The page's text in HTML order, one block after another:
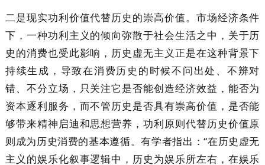
二是现实功利价值代替历史的崇高价值。市场经济条件
下，一种功利主义的倾向弥散于社会生活之中，关于历
史的消费也受此影响，历史虚无主义正是在这种背景下
持续生成，导致在消费历史的时候不问出处、不辨对
错、不分立场，只关注它是否能创造经济效益，能否为
资本逐利服务，而不管历史是否具有崇高价值，是否能
够带来精神启迪和思想营养，功利原则代替历史价值原
则成为历史消费的基本遵循。有学者指出：“在历史虚无
主义的娱乐化叙事逻辑中，历史为娱乐所左右，在娱乐